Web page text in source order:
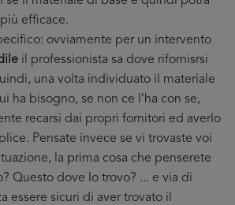
efficace.
ovviamente per un intervento
il professionista sa dove rifornisrsi
una volta individuato il materiale
ha bisogno, se non ce l’ha con se,
recarsi dai propri fornitori ed averlo
Pensate invece se vi trovaste voi
la prima cosa che penserete
Questo dove lo trovo? ... e via di
essere sicuri di aver trovato il